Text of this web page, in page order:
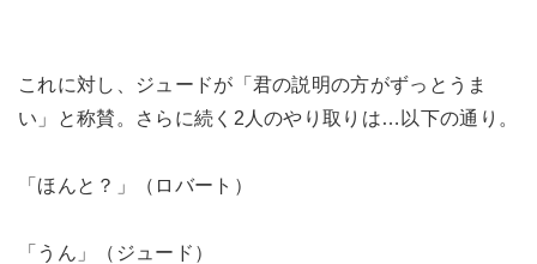
これに対し、ジュードが「君の説明の方がずっとうま
い」と称賛。さらに続く2人のやり取りは…以下の通り。
「ほんと？」（ロバート）
「うん」（ジュード）